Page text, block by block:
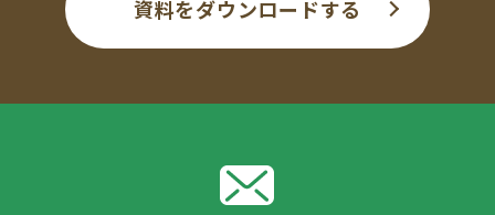
資料をダウンロードする